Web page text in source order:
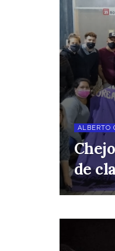
ALBERTO
de